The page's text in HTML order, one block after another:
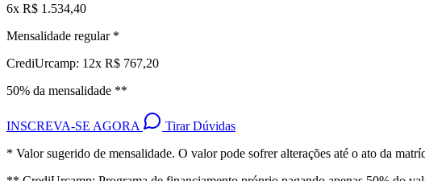
6x R$ 1.534,40
Mensalidade regular *
CrediUrcamp: 12x R$ 767,20
50% da mensalidade **
INSCREVA-SE AGORA
Tirar Dúvidas
* Valor sugerido de mensalidade. O valor pode sofrer alterações até o ato da